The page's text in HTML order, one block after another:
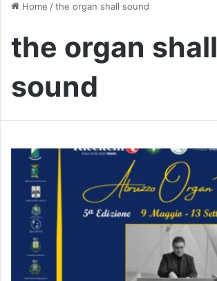
Home /the organ shall sound
the organ shall
sound